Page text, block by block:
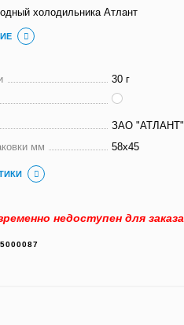
холодильника Атлант
30 г
ЗАО "АТЛАНТ"
мм
58x45
недоступен для заказа